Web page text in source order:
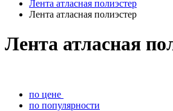
Лента атласная полиэстер
Лента атласная полиэстер
Лента атласная
по цене
по популярности